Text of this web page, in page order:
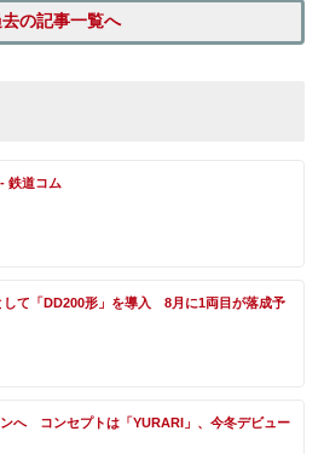
の記事一覧へ
鉄道コム
して「DD200形」を導入 8月に1両目が落成予
へ コンセプトは「YURARI」、今冬デビュー